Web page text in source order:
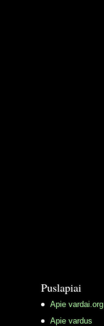
Puslapiai
Apie vardai.org
Apie vardus